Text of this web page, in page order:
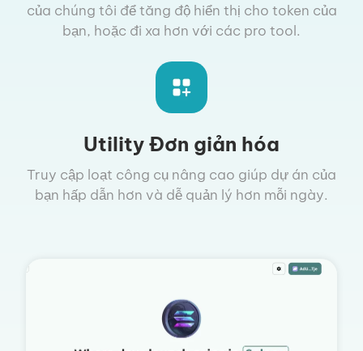
của chúng tôi để tăng độ hiển thị cho token của
bạn, hoặc đi xa hơn với các pro tool.
Utility Đơn giản hóa
Truy cập loạt công cụ nâng cao giúp dự án của
bạn hấp dẫn hơn và dễ quản lý hơn mỗi ngày.